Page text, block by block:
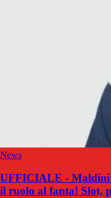
News
UFFICIALE - Maldini
il ruolo al fanta! Slot,